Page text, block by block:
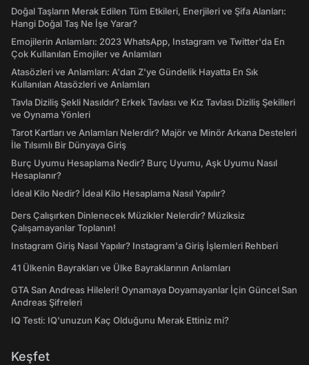
Doğal Taşların Merak Edilen Tüm Etkileri, Enerjileri ve Şifa Alanları:
Hangi Doğal Taş Ne İşe Yarar?
Emojilerin Anlamları: 2023 WhatsApp, Instagram ve Twitter'da En
Çok Kullanılan Emojiler ve Anlamları
Atasözleri ve Anlamları: A'dan Z'ye Gündelik Hayatta En Sık
Kullanılan Atasözleri ve Anlamları
Tavla Diziliş Şekli Nasıldır? Erkek Tavlası ve Kız Tavlası Diziliş Şekilleri
ve Oynama Yönleri
Tarot Kartları ve Anlamları Nelerdir? Majör ve Minör Arkana Desteleri
İle Tılsımlı Bir Dünyaya Giriş
Burç Uyumu Hesaplama Nedir? Burç Uyumu, Aşk Uyumu Nasıl
Hesaplanır?
İdeal Kilo Nedir? İdeal Kilo Hesaplama Nasıl Yapılır?
Ders Çalışırken Dinlenecek Müzikler Nelerdir? Müziksiz
Çalışamayanlar Toplanın!
Instagram Giriş Nasıl Yapılır? Instagram'a Giriş İşlemleri Rehberi
41 Ülkenin Bayrakları ve Ülke Bayraklarının Anlamları
GTA San Andreas Hileleri! Oynamaya Doyamayanlar İçin Güncel San
Andreas Şifreleri
IQ Testi: IQ'unuzun Kaç Olduğunu Merak Ettiniz mi?
Keşfet